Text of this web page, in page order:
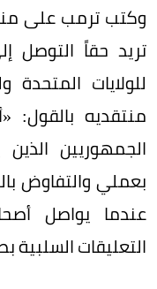
وكتب ترمب على
تريد حقاً التوصل
للولايات
منتقديه بالقول:
الجمهوريين
بعملي والتفاوض
عندما يواصل
التعليقات